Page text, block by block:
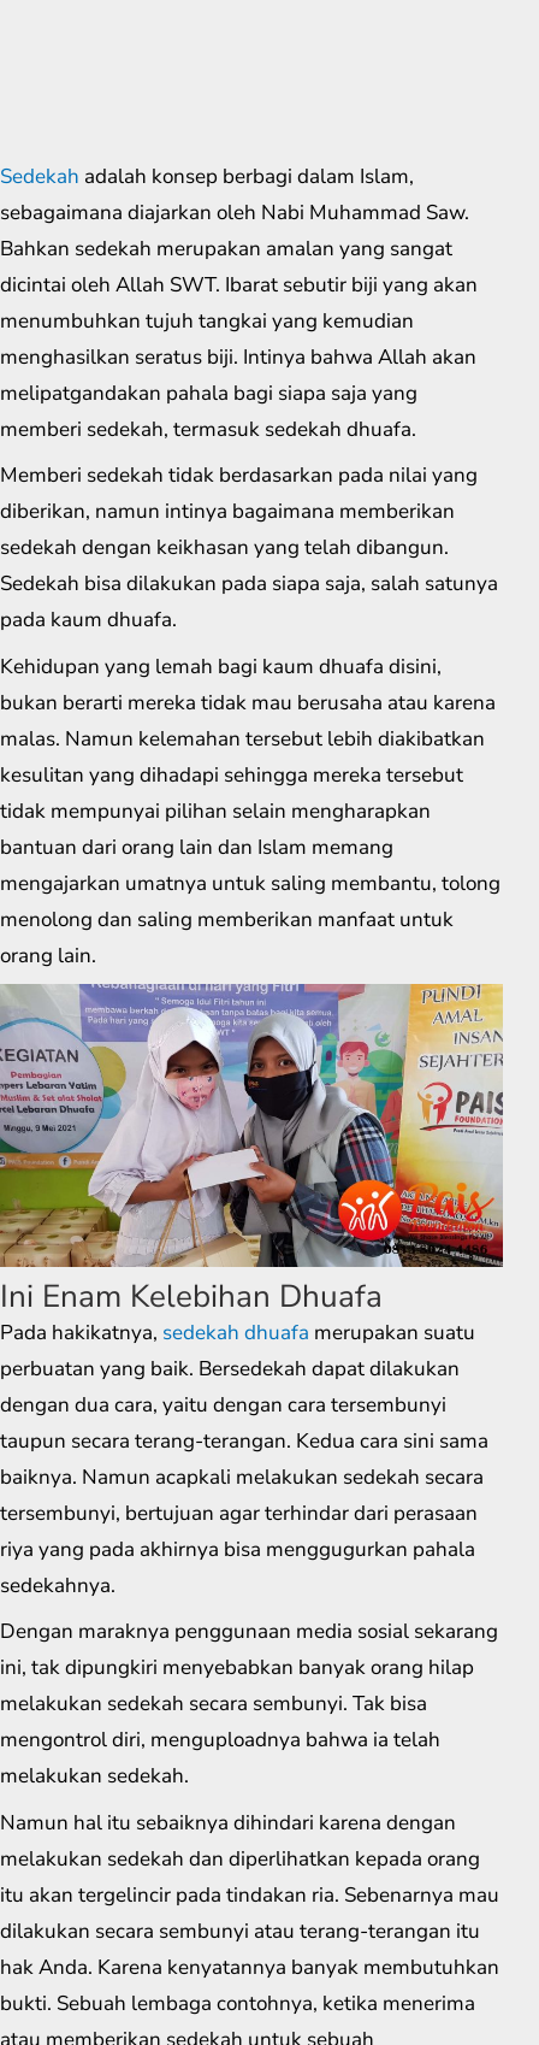
Sedekah adalah konsep berbagi dalam Islam,
sebagaimana diajarkan oleh Nabi Muhammad Saw.
Bahkan sedekah merupakan amalan yang sangat
dicintai oleh Allah SWT. Ibarat sebutir biji yang akan
menumbuhkan tujuh tangkai yang kemudian
menghasilkan seratus biji. Intinya bahwa Allah akan
melipatgandakan pahala bagi siapa saja yang
memberi sedekah, termasuk sedekah dhuafa.
Memberi sedekah tidak berdasarkan pada nilai yang
diberikan, namun intinya bagaimana memberikan
sedekah dengan keikhasan yang telah dibangun.
Sedekah bisa dilakukan pada siapa saja, salah satunya
pada kaum dhuafa.
Kehidupan yang lemah bagi kaum dhuafa disini,
bukan berarti mereka tidak mau berusaha atau karena
malas. Namun kelemahan tersebut lebih diakibatkan
kesulitan yang dihadapi sehingga mereka tersebut
tidak mempunyai pilihan selain mengharapkan
bantuan dari orang lain dan Islam memang
mengajarkan umatnya untuk saling membantu, tolong
menolong dan saling memberikan manfaat untuk
orang lain.
Ini Enam Kelebihan Dhuafa
Pada hakikatnya, sedekah dhuafa merupakan suatu
perbuatan yang baik. Bersedekah dapat dilakukan
dengan dua cara, yaitu dengan cara tersembunyi
taupun secara terang-terangan. Kedua cara sini sama
baiknya. Namun acapkali melakukan sedekah secara
tersembunyi, bertujuan agar terhindar dari perasaan
riya yang pada akhirnya bisa menggugurkan pahala
sedekahnya.
Dengan maraknya penggunaan media sosial sekarang
ini, tak dipungkiri menyebabkan banyak orang hilap
melakukan sedekah secara sembunyi. Tak bisa
mengontrol diri, menguploadnya bahwa ia telah
melakukan sedekah.
Namun hal itu sebaiknya dihindari karena dengan
melakukan sedekah dan diperlihatkan kepada orang
itu akan tergelincir pada tindakan ria. Sebenarnya mau
dilakukan secara sembunyi atau terang-terangan itu
hak Anda. Karena kenyatannya banyak membutuhkan
bukti. Sebuah lembaga contohnya, ketika menerima
atau memberikan sedekah untuk sebuah